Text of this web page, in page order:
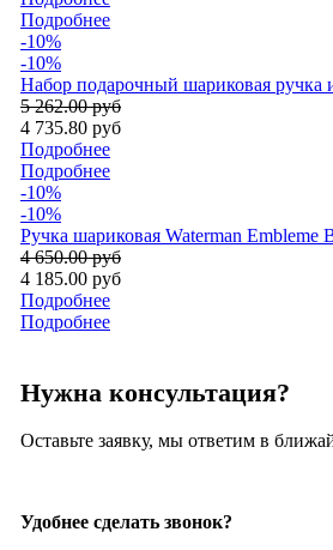
Подробнее
-10%
-10%
Набор подарочный шариковая ручка
5 262.00 руб
4 735.80 руб
Подробнее
Подробнее
-10%
-10%
Ручка шариковая Waterman
4 650.00 руб
4 185.00 руб
Подробнее
Подробнее
Нужна консультация?
Оставьте заявку, мы ответим в
Удобнее сделать звонок?